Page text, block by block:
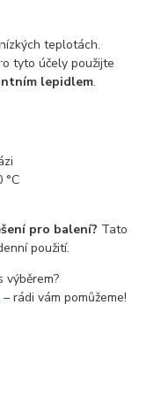
teplotách.
tyto účely použijte
lepidlem.
°C
pro balení? Tato
použití.
výběrem?
– rádi vám pomůžeme!